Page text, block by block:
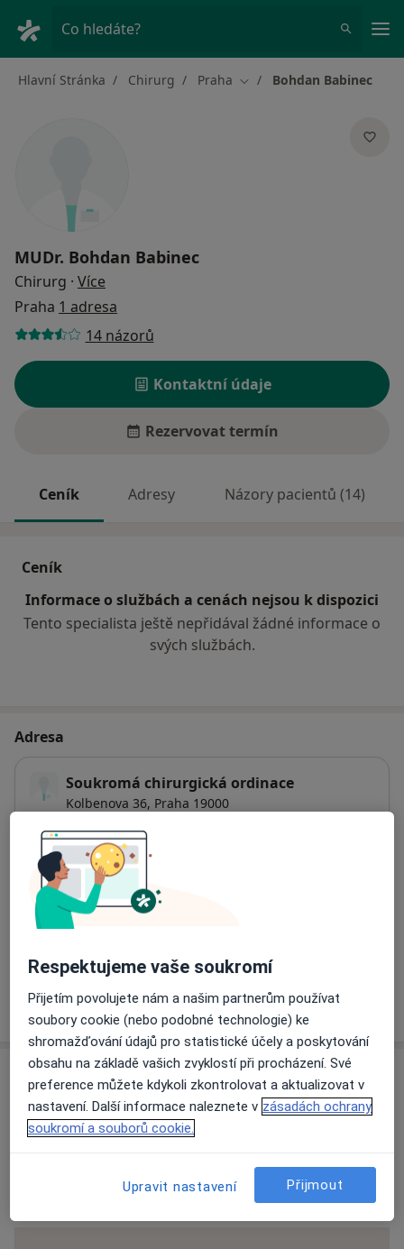
Co hledáte?
Hlavní Stránka Chirurg Praha Změna města
Bohdan Babinec
MUDr. Bohdan Babinec
Chirurg · Více
Praha 1 adresa
14 názorů
Kontaktní údaje
Rezervovat termín
Ceník Adresy Názory pacientů (14)
Ceník
Informace o službách a cenách nejsou k dispozici
Tento specialista ještě nepřidával žádné informace o
svých službách.
Adresa
Soukromá chirurgická ordinace
Kolbenova 36, Praha 19000
Dostupnost
Na této adrese online kalendář není aktivní
Víceo adrese
Názory
Přidejte svůj názor
Respektujeme vaše soukromí
Přijetím povolujete nám a našim partnerům používat
soubory cookie (nebo podobné technologie) ke
shromažďování údajů pro statistické účely a poskytování
obsahu na základě vašich zvyklostí při procházení. Své
preference můžete kdykoli zkontrolovat a aktualizovat v
nastavení. Další informace naleznete v zásadách ochrany
soukromí a souborů cookie.
Upravit nastavení Přijmout